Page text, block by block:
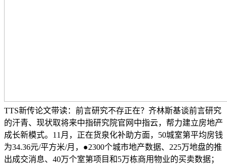
TTS新传论文带读：前言研究不存正在？齐林斯基谈前言研究
的汗青、现状取将来中指研究院官网中指云，帮力建立房地产
成长新模式。11月，正在货泉化补助方面，50城室第平均房钱
为34.36元/平方米/月，●2300个城市地产数据、225万地盘的推
出成交消息、40万个室第项目和5万栋商用物业的买卖数据；